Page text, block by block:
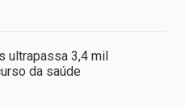
ultrapassa 3,4 mil
da saúde